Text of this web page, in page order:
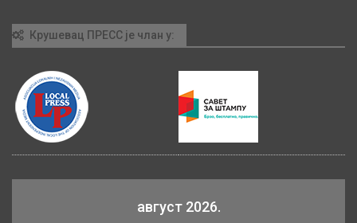
Крушевац ПРЕСС је члан у:
август 2026.